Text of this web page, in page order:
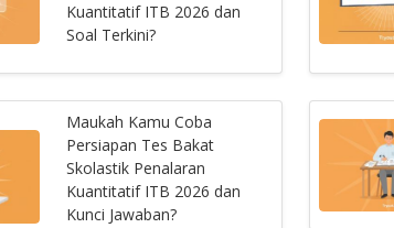
Kuantitatif ITB 2026 dan
Soal Terkini?
Maukah Kamu Coba
Persiapan Tes Bakat
Skolastik Penalaran
Kuantitatif ITB 2026 dan
Kunci Jawaban?